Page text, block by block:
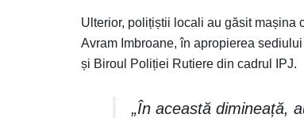
Ulterior, polițiștii locali au găsit mașina
Avram Imbroane, în apropierea
și Biroul Poliției Rutiere din cadrul IPJ.
„În această dimineață,